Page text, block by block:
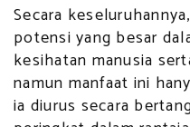
Secara
potensi yang besar
kesihatan manusia
namun manfaat ini
ia diurus secara